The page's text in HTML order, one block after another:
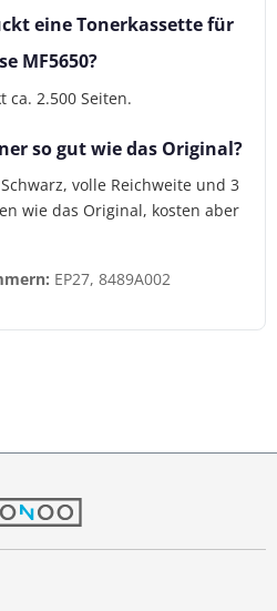
eine Tonerkassette für
MF5650?
ca. 2.500 Seiten.
so gut wie das Original?
volle Reichweite und 3
wie das Original, kosten aber
EP27, 8489A002